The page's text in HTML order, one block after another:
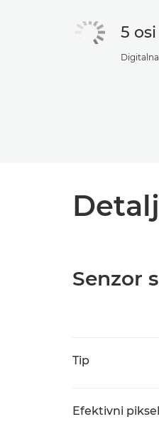
5 osi
Senzor
Tip
Efektivni